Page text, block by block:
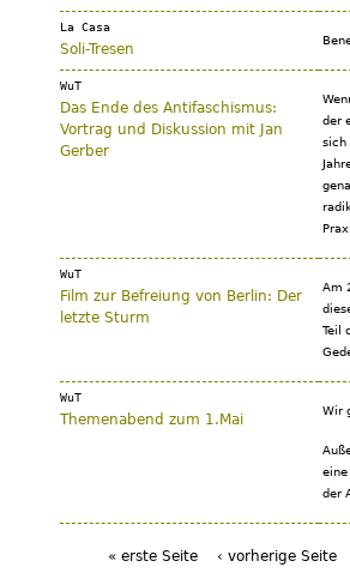
La Casa
Soli-Tresen
WuT
Das Ende des Antifaschismus:
Vortrag und Diskussion mit Jan
Gerber
der
sich
WuT
Film zur Befreiung von Berlin: Der
letzte Sturm
Am
Teil
WuT
Themenabend zum 1.Mai
Wir
eine
der
« erste Seite ‹ vorherige Seite